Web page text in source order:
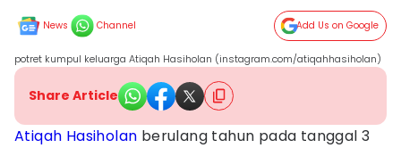
News Channel Add Us on Google
potret kumpul keluarga Atiqah Hasiholan (instagram.com/atiqahhasiholan)
Share Article
Atiqah Hasiholan berulang tahun pada tanggal 3